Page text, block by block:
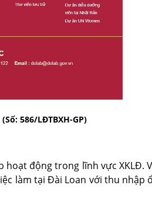
586/LĐTBXH-GP)
động trong lĩnh vực
làm tại Đài Loan với thu nhập